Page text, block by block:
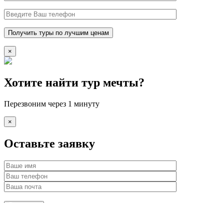
×
Хотите найти тур мечты?
Перезвоним через 1 минуту
×
Оставьте заявку